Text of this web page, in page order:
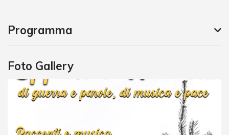
Programma
Foto Gallery